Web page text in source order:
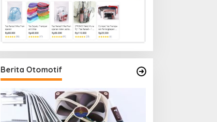
Berita Otomotif